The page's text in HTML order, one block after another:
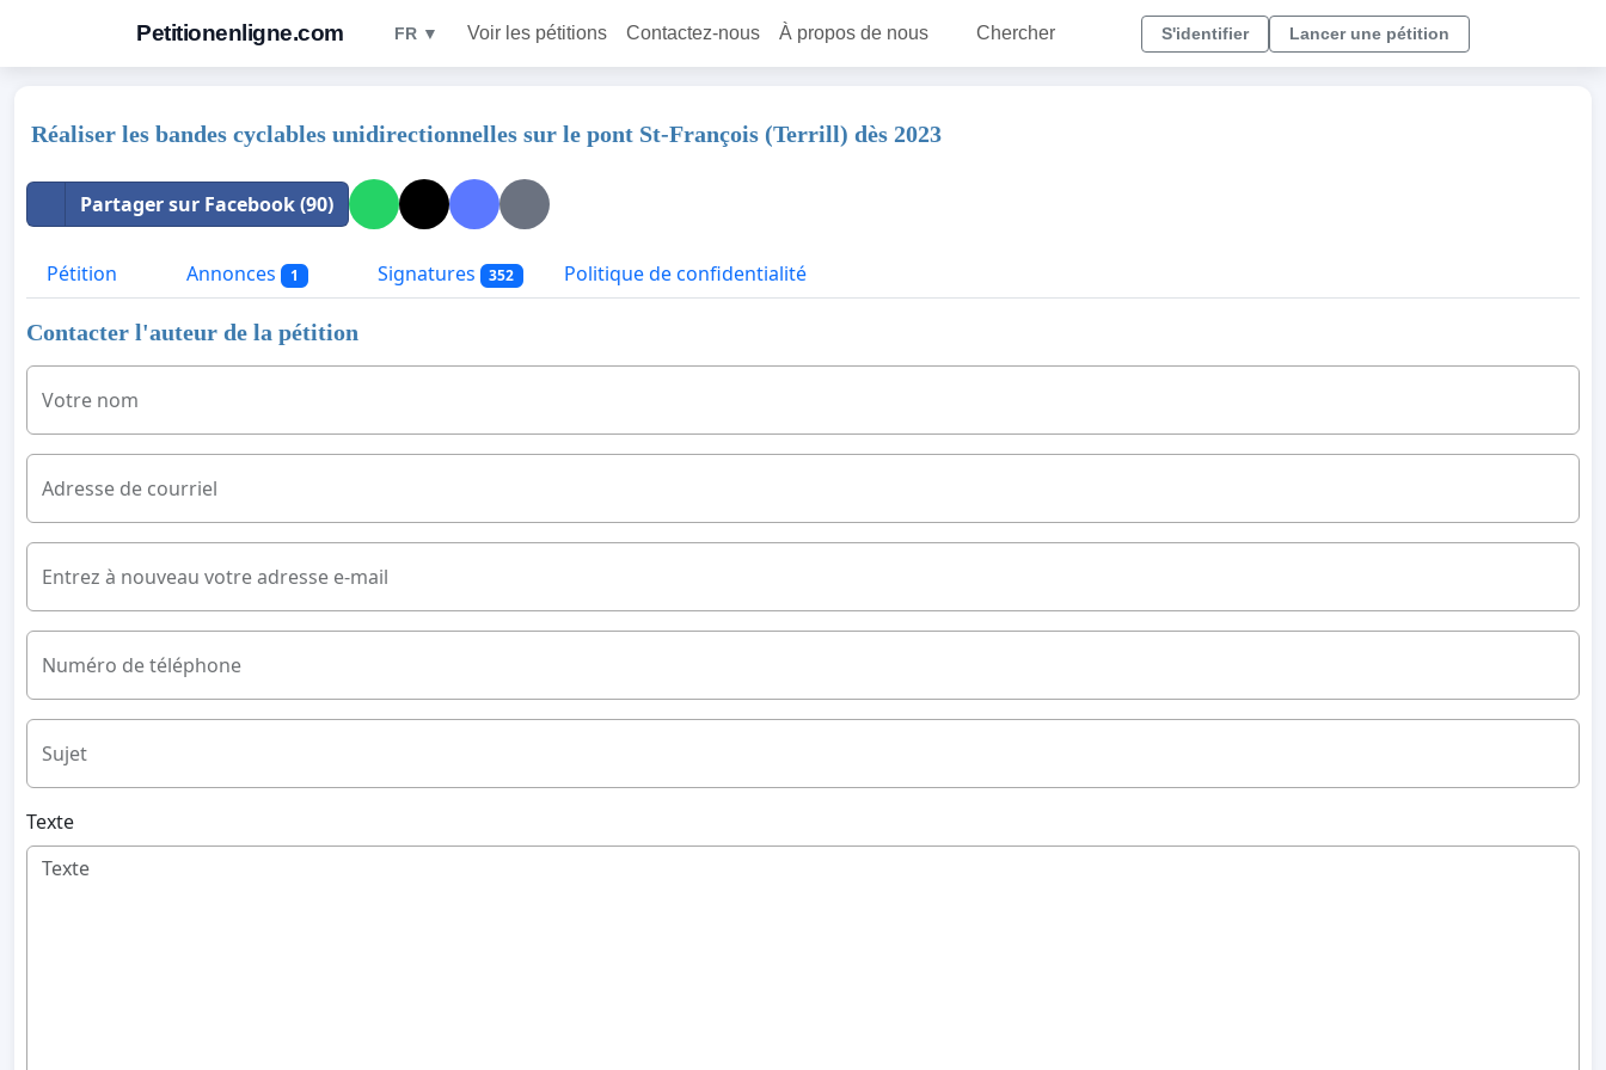
Petitionenligne.com FR ▼ Voir les pétitions Contactez-nous À propos de nous Chercher S'identifier Lancer une pétition
Réaliser les bandes cyclables unidirectionnelles sur le pont St-François (Terrill) dès 2023
Partager sur Facebook (90)
Pétition Annonces 1 Signatures 352 Politique de confidentialité
Contacter l'auteur de la pétition
Votre nom
Adresse de courriel
Entrez à nouveau votre adresse e-mail
Numéro de téléphone
Sujet
Texte